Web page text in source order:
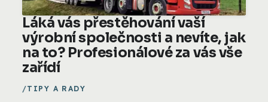
Láká vás přestěhování vaší
výrobní společnosti a nevíte, jak
na to? Profesionálové za vás vše
zařídí
TIPY A RADY